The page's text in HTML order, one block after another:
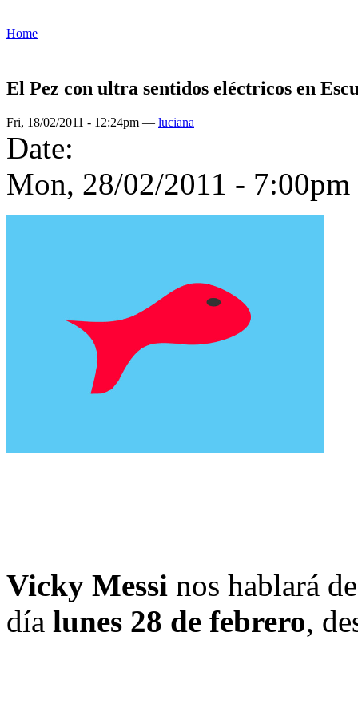
Home
El Pez con ultra sentidos eléctricos en
Fri, 18/02/2011 - 12:24pm — luciana
Date:
Mon, 28/02/2011 - 7:00pm
Vicky Messi nos hablará
día lunes 28 de febrero,